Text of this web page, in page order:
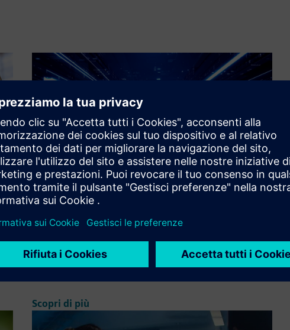
Industrial Metaverse
Scopri di più